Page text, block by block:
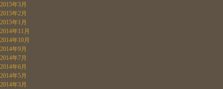
2015年3月
2015年2月
2015年1月
2014年11月
2014年10月
2014年9月
2014年7月
2014年6月
2014年5月
2014年3月